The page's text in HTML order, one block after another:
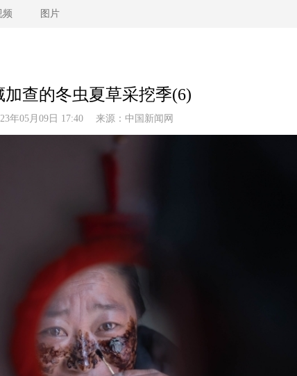
频 图片
加查的冬虫夏草采挖季(6)
年05月09日 17:40 来源： 中国新闻网